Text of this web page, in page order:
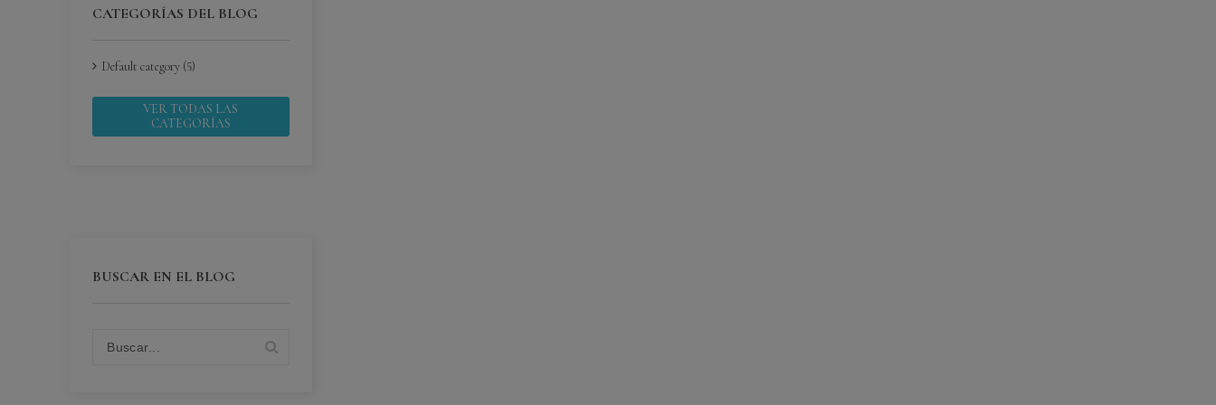
CATEGORÍAS DEL BLOG
Default category (5)
VER TODAS LAS
CATEGORÍAS
BUSCAR EN EL BLOG